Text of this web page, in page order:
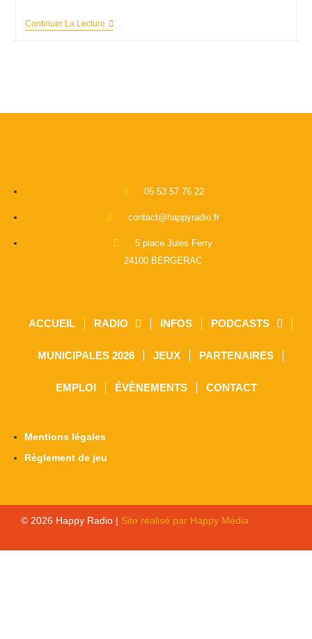
Continuer La Lecture
05 53 57 76 22
contact@happyradio.fr
5 place Jules Ferry
24100 BERGERAC
ACCUEIL RADIO INFOS PODCASTS
MUNICIPALES 2026 JEUX PARTENAIRES
EMPLOI ÉVÈNEMENTS CONTACT
Mentions légales
Règlement de jeu
© 2026 Happy Radio | Site réalisé par Happy Média